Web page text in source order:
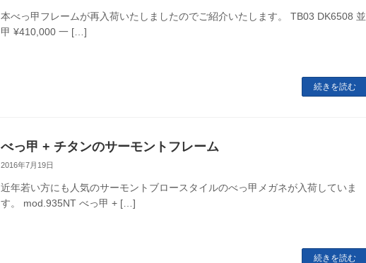
本べっ甲フレームが再入荷いたしましたのでご紹介いたします。 TB03 DK6508 並
甲 ¥410,000 一 […]
続きを読む
べっ甲 + チタンのサーモントフレーム
2016年7月19日
近年若い方にも人気のサーモントブロースタイルのべっ甲メガネが入荷していま
す。 mod.935NT べっ甲 + […]
続きを読む